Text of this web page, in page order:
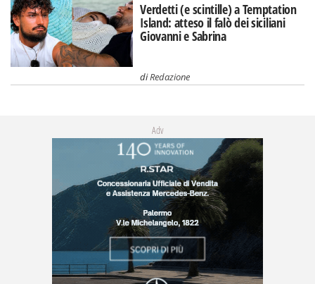
Verdetti (e scintille) a Temptation
Island: atteso il falò dei siciliani
Giovanni e Sabrina
diRedazione
Adv